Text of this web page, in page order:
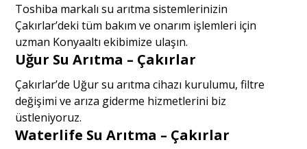
Toshiba markalı su arıtma sistemlerinizin
Çakırlar’deki tüm bakım ve onarım işlemleri için
uzman Konyaaltı ekibimize ulaşın.
Uğur Su Arıtma – Çakırlar
Çakırlar’de Uğur su arıtma cihazı kurulumu, filtre
değişimi ve arıza giderme hizmetlerini biz
üstleniyoruz.
Waterlife Su Arıtma – Çakırlar